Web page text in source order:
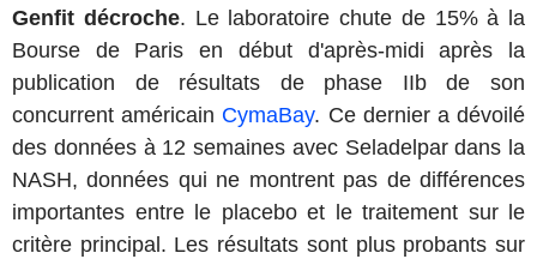
Genfit décroche. Le laboratoire chute de 15% à la
Bourse de Paris en début d'après-midi après la
publication de résultats de phase IIb de son
concurrent américain CymaBay. Ce dernier a dévoilé
des données à 12 semaines avec Seladelpar dans la
NASH, données qui ne montrent pas de différences
importantes entre le placebo et le traitement sur le
critère principal. Les résultats sont plus probants sur